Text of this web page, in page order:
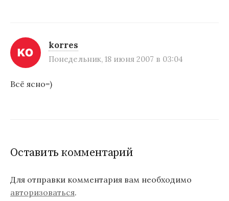
korres
Понедельник, 18 июня 2007 в 03:04
Всё ясно=)
Оставить комментарий
Для отправки комментария вам необходимо
авторизоваться.